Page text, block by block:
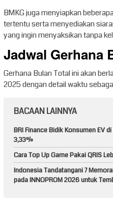
BMKG juga menyiapkan
tertentu serta menyediakan
yang ingin menyaksikan tanpa
Jadwal Gerhana
Gerhana Bulan Total ini akan
2025 dengan detail waktu
BACAAN LAINNYA
BRI Finance Bidik Konsumen EV
3,33%
Cara Top Up Game Pakai QRIS
Indonesia Tandatangani 7
pada INNOPROM 2026 untuk